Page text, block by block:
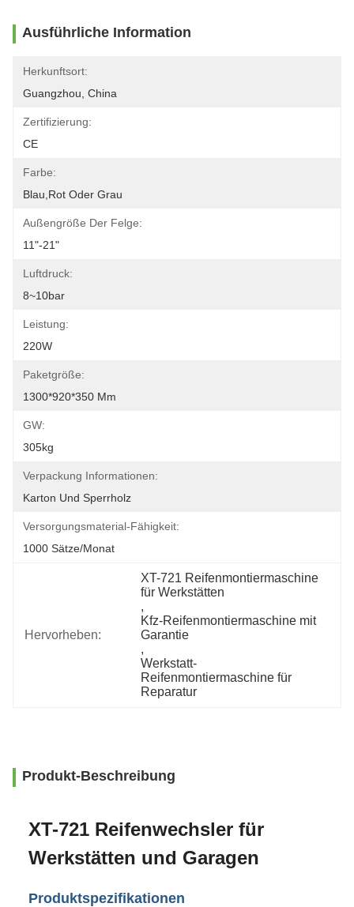
Ausführliche Information
Herkunftsort:
Guangzhou, China
Zertifizierung:
CE
Farbe:
Blau,rot Oder Grau
Außengröße Der Felge:
11"-21"
Luftdruck:
8~10bar
Leistung:
220W
Paketgröße:
1300*920*350 Mm
GW:
305kg
Verpackung Informationen:
Karton Und Sperrholz
Versorgungsmaterial-Fähigkeit:
1000 Sätze/Monat
Hervorheben:
XT-721 Reifenmontiermaschine
für Werkstätten
,
Kfz-Reifenmontiermaschine mit
Garantie
,
Werkstatt-
Reifenmontiermaschine für
Reparatur
Produkt-Beschreibung
XT-721 Reifenwechsler für
Werkstätten und Garagen
Produktspezifikationen